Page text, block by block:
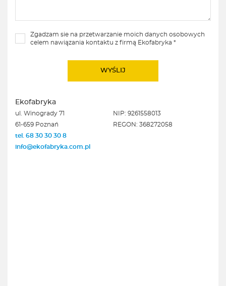
Zgadzam sie na przetwarzanie moich danych osobowych
celem nawiązania kontaktu z firmą Ekofabryka *
Ekofabryka
ul. Winogrady 71
61-659 Poznań
tel. 68 30 30 30 8
info@ekofabryka.com.pl
NIP: 9261558013
REGON: 368272058